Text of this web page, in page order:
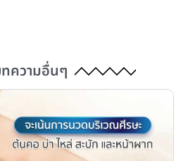
ความอื่นๆ